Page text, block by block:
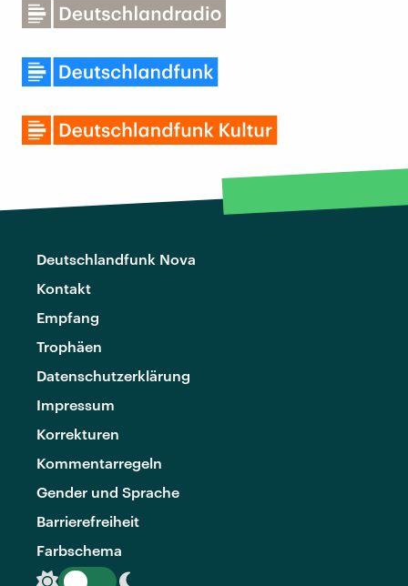
Deutschlandfunk Nova
Kontakt
Empfang
Trophäen
Datenschutzerklärung
Impressum
Korrekturen
Kommentarregeln
Gender und Sprache
Barrierefreiheit
Farbschema